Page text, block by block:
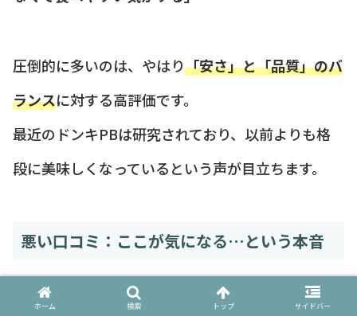
圧倒的に多いのは、やはり「安さ」と「品質」のバ
ランスに対する高評価です。
最近のドンキPBは研究されており、以前よりも格
段に美味しくなっているという声が目立ちます。
悪い口コミ：ここが気になる…という本音
ホーム 検索 トップ サイドバー